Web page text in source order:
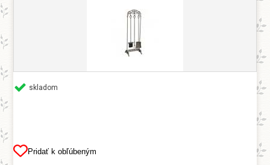
skladom
Pridať k obľúbeným